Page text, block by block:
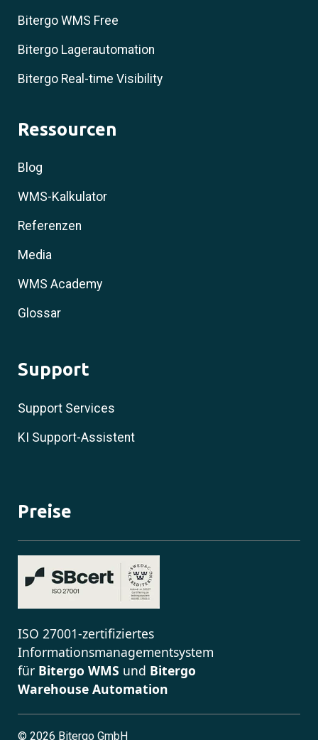
Bitergo WMS Free
Bitergo Lagerautomation
Bitergo Real-time Visibility
Ressourcen
Blog
WMS-Kalkulator
Referenzen
Media
WMS Academy
Glossar
Support
Support Services
KI Support-Assistent
Preise
ISO 27001-zertifiziertes
Informationsmanagementsystem
für Bitergo WMS und Bitergo
Warehouse Automation
© 2026 Bitergo GmbH